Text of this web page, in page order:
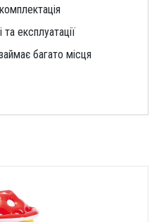
експлуатації
багато місця